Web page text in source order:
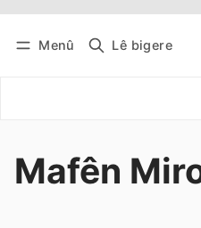
Menû Lê bigere
Têkevê Bûltena belaş
Mafên